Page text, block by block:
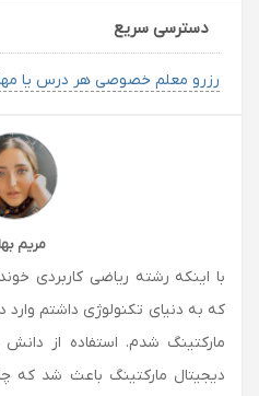
دسترسی سریع
رزرو معلم خصوصی هر درس یا
مریم
با اینکه رشته ریاضی کاربردی
که به دنیای تکنولوژی داشتم وارد
مارکتینگ شدم. استفاده از
دیجیتال مارکتینگ باعث شد